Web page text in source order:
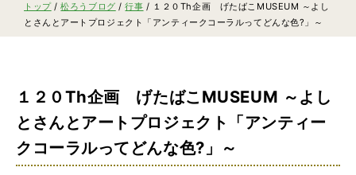
現
在
の
トップ/松ろうブログ /行事 / １２０Th企画 げたばこMUSEUM ～よし
とさんとアートプロジェクト「アンティークコーラルってどんな色?」～
１２０Th企画 げたばこMUSEUM ～よし
とさんとアートプロジェクト「アンティー
クコーラルってどんな色?」～